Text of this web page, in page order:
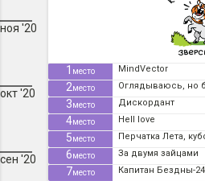
ноя '20
окт '20
сен '20
1 место MindVector
2место Оглядываюсь, но
3место Дискордант
4место Hell love
5место Перчатка Лета,
6место За двумя зайцами
7место Капитан Бездны-24